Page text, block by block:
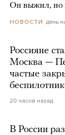
Он выжил, но
НОВОСТИ день
Россияне
Москва —
частые
20 часов назад
В России